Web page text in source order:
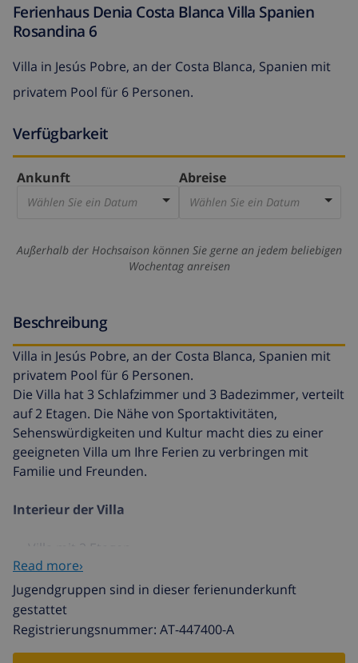
Ferienhaus Denia Costa Blanca Villa Spanien
Rosandina 6
Villa in Jesús Pobre, an der Costa Blanca, Spanien mit
privatem Pool für 6 Personen.
Verfügbarkeit
Ankunft
Wählen Sie ein Datum
Abreise
Wählen Sie ein Datum
Außerhalb der Hochsaison können Sie gerne an jedem beliebigen
Wochentag anreisen
Beschreibung
Villa in Jesús Pobre, an der Costa Blanca, Spanien mit
privatem Pool für 6 Personen.
Die Villa hat 3 Schlafzimmer und 3 Badezimmer, verteilt
auf 2 Etagen. Die Nähe von Sportaktivitäten,
Sehenswürdigkeiten und Kultur macht dies zu einer
geeigneten Villa um Ihre Ferien zu verbringen mit
Familie und Freunden.
Interieur der Villa
Wohnzimmer mit Fernsehen und DVD-Player
Offener Kamin im Wohnzimmer (Holz)
3 Schlafzimmer und 3 Badezimmer
Satellitenantenne (Astra)
Read more›
Jugendgruppen sind in dieser ferienunderkunft
gestattet
Registrierungsnummer: AT-447400-A